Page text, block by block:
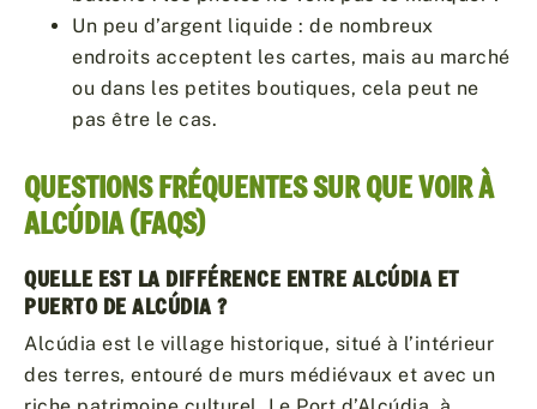
Un peu d’argent liquide : de nombreux
endroits acceptent les cartes, mais au marché
ou dans les petites boutiques, cela peut ne
pas être le cas.
QUESTIONS FRÉQUENTES SUR QUE VOIR À
ALCÚDIA (FAQS)
QUELLE EST LA DIFFÉRENCE ENTRE ALCÚDIA ET
PUERTO DE ALCÚDIA ?
Alcúdia est le village historique, situé à l’intérieur
des terres, entouré de murs médiévaux et avec un